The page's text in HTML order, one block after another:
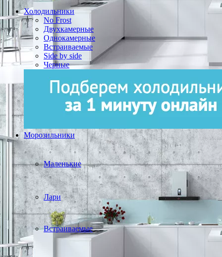
Холодильники
No Frost
Двухкамерные
Однокамерные
Встраиваемые
Side by side
Черные
Морозильники
Маленькие
Лари
Встраиваемые